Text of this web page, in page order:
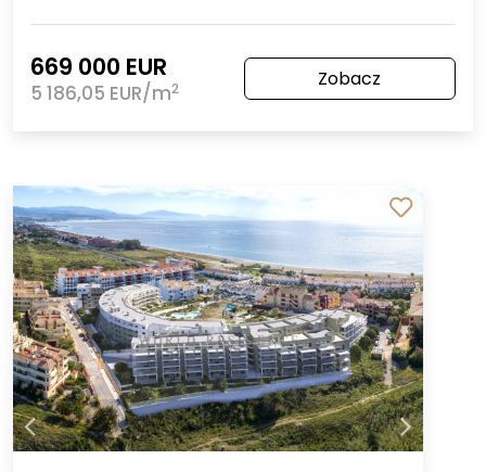
669 000 EUR
5 186,05 EUR/m2 Zobacz